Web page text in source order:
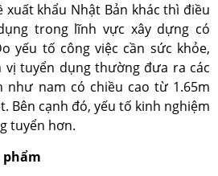
xuất khẩu Nhật Bản khác thì điều
trong lĩnh vực xây dựng có
yếu tố công việc cần sức khỏe,
vị tuyển dụng thường đưa ra các
như nam có chiều cao từ 1.65m
Bên cạnh đó, yếu tố kinh nghiệm
tuyển hơn.
phẩm